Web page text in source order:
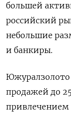
большей
российский
небольшие
и банкиры.
Южуралзолото
продажей до
привлечением